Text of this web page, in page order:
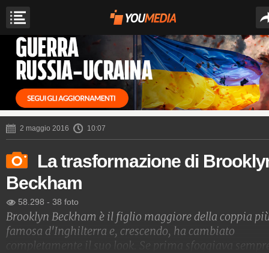
2 maggio 2016 10:07
La trasformazione di
Beckham
58.298 - 38 foto
Brooklyn Beckham è il figlio maggiore della coppia
famosa d'Inghilterra e, crescendo, ha cambiato
completamente il suo look. Se prima sfoggiava